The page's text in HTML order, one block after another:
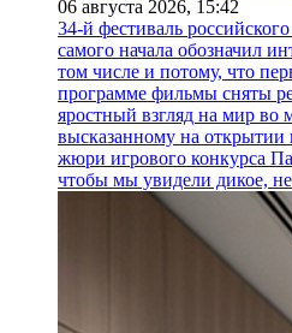
06 августа 2026, 15:42
34-й фестиваль
самого начала обозначил
том числе и потому, что
программе фильмы сняты
яростный взгляд на мир во
высказанному на открытии
жюри игрового конкурса
чтобы мы увидели дикое,